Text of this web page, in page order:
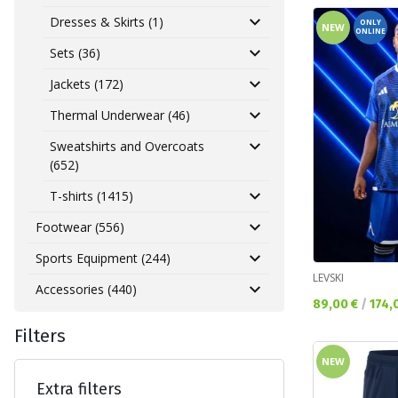
Dresses & Skirts (1)
Sets (36)
Jackets (172)
Thermal Underwear (46)
Sweatshirts and Overcoats
(652)
T-shirts (1415)
Footwear (556)
Sports Equipment (244)
Accessories (440)
Filters
Extra filters
NEW
ONLY
ONLINE
LEVSKI
Текуща цена:
89,00 € /
NEW